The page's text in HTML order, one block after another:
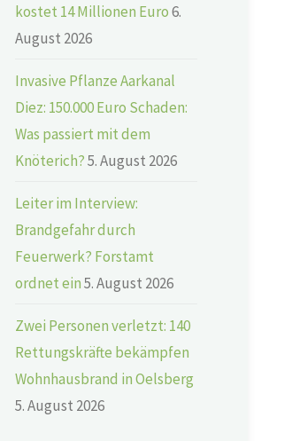
kostet 14 Millionen Euro6.
August 2026
Invasive Pflanze Aarkanal
Diez: 150.000 Euro Schaden:
Was passiert mit dem
Knöterich?5. August 2026
Leiter im Interview:
Brandgefahr durch
Feuerwerk? Forstamt
ordnet ein5. August 2026
Zwei Personen verletzt: 140
Rettungskräfte bekämpfen
Wohnhausbrand in Oelsberg
5. August 2026